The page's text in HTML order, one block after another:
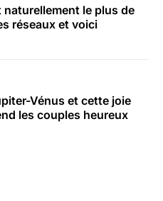
le plus de
réseaux et voici
Vénus et cette joie
les couples heureux